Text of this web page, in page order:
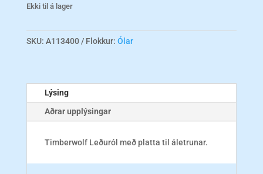
Ekki til á lager
SKU: A113400 Flokkur: Ólar
Lýsing
Aðrar upplýsingar
Timberwolf Leðuról með platta til áletrunar.